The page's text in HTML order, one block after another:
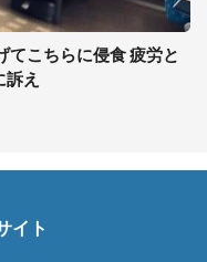
てこちらに侵食 疲労と
え
イト